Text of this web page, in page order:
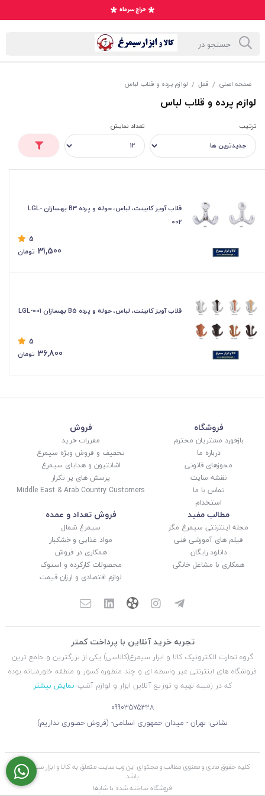
صفحه اصلی / قفل / لوازم پرده و قلاب لباس
لوازم پرده و قلاب لباس
ترتیب تعداد نمایش
قلاب آویز کابینت، لباس، حوله و پرده B3 بهسازان LGL-
002
5
31,500 تومان
قلاب آویز کابینت، لباس، حوله و پرده B5 بهسازان LGL-001
5
36,800 تومان
فروشگاه
بازخورد مشتریان محترم
درباره ما
مجوزهای قانونی
نقشه سایت
تماس با ما
استخدام
فروش
مقررات خرید
تخفیف و فروش ویژه سیمرغ
اشانتیون و هدایای سیمرغ
پرسش های پر تکرار
Middle East & Arab Country Customers
مطالب مفید
مجله اینترنتی سیمرغ مگز
فیلم های آموزشی فنی
دانلود رایگان
همکاری با مشاغل خانگی
فروش تعداد و عمده
سیمرغ شمال
مواد غذایی و خشکبار
همکاری در فروش
محصولات کارکرده و استوک
لوازم اقتصادی و ارزان قیمت
تجربه خرید آنلاین با پرداخت کمتر
گروه تجارت الکترونیک کالا و ابزار سیمرغ(کالاسی) یکی از بزرگترین و جامع ترین
فروشگاه های اینترنتی غیر واسطه ای و چند منظوره کشور و منطقه خاورمیانه بوده
که در زمینه تهیه و توزیع آنلاین ابزار و لوازم آشپ نمایش بیشتر
09903575328
نشانی: تهران - میدان جمهوری اسلامی- (فروش حضوری نداریم)
کلیه حقوق مادی و معنوی مطالب و محتوای این وب سایت متعلق به کالا و ابزار سیمرغ می
باشد
فروشگاه ساخته شده با شاپفا